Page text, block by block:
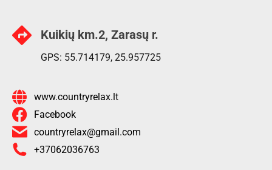
Kuikių km.2, Zarasų r.
GPS: 55.714179, 25.957725
www.countryrelax.lt
Facebook
countryrelax@gmail.com
+37062036763